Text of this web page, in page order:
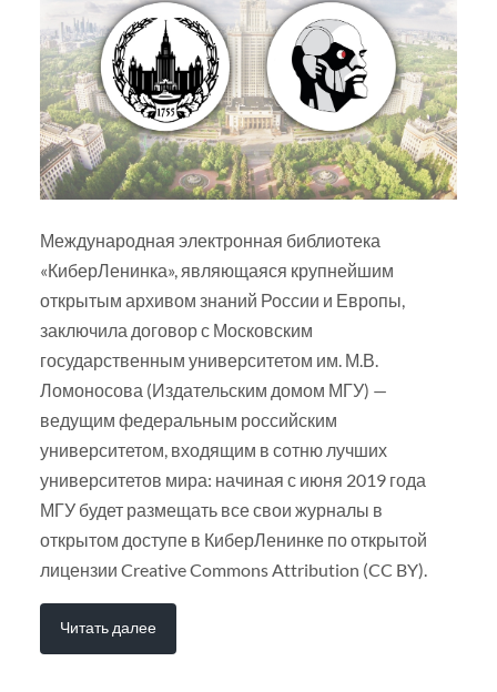
Международная электронная библиотека
«КиберЛенинка», являющаяся крупнейшим
открытым архивом знаний России и Европы,
заключила договор с Московским
государственным университетом им. М.В.
Ломоносова (Издательским домом МГУ) —
ведущим федеральным российским
университетом, входящим в сотню лучших
университетов мира: начиная с июня 2019 года
МГУ будет размещать все свои журналы в
открытом доступе в КиберЛенинке по открытой
лицензии Creative Commons Attribution (CC BY).
Читать далее